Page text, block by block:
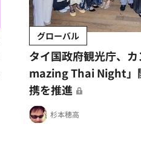
グローバル
タイ国政府観光庁、
mazing Thai Night」
携を推進
杉本穂高